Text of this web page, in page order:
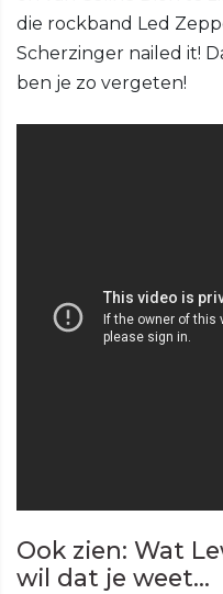
die rockband Led
Scherzinger nailed it!
ben je zo vergeten!
Ook zien: Wat
wil dat je weet...